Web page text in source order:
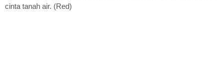
cinta tanah air. (Red)